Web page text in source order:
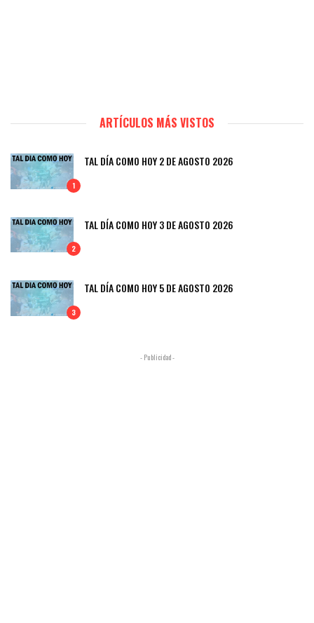
ARTÍCULOS MÁS VISTOS
1
TAL DÍA COMO HOY 2 DE AGOSTO 2026
2
TAL DÍA COMO HOY 3 DE AGOSTO 2026
3
TAL DÍA COMO HOY 5 DE AGOSTO 2026
- Publicidad -